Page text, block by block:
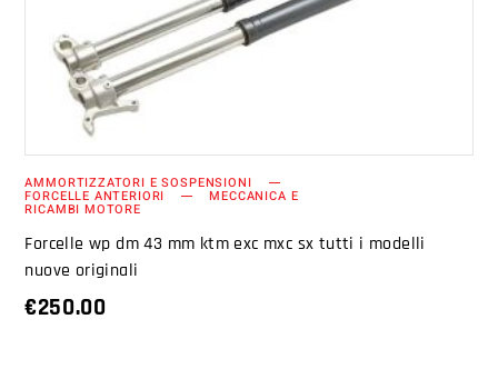
AMMORTIZZATORI E SOSPENSIONI
FORCELLE ANTERIORI MECCANICA E
RICAMBI MOTORE
Forcelle wp dm 43 mm ktm exc mxc sx tutti i modelli
nuove originali
€250.00